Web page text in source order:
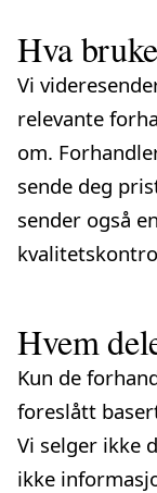
Hva
Vi
relevante
om.
sende deg
sender også
Hvem
Kun de
foreslått
Vi selger ikke
ikke